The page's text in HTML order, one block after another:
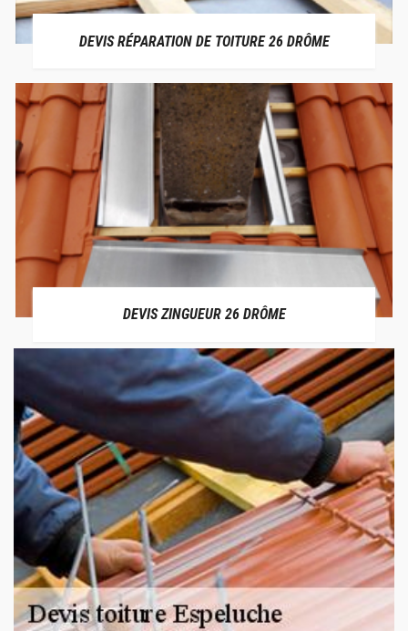
DEVIS RÉPARATION DE TOITURE 26 DRÔME
DEVIS ZINGUEUR 26 DRÔME